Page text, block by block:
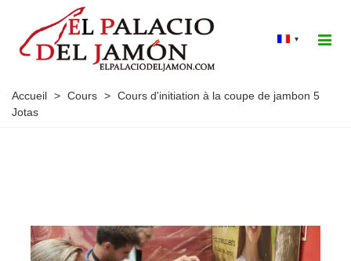
▾
Accueil > Cours > Cours d'initiation à la coupe de jambon 5
Jotas